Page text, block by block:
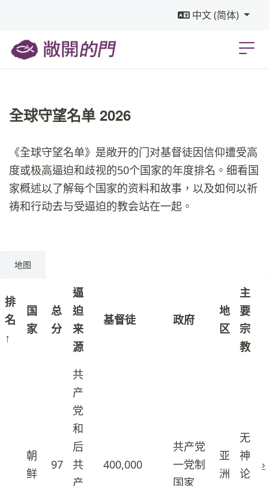
中文 (简体)
全球守望名单 2026
《全球守望名单》是敞开的门对基督徒因信仰遭受高
度或极高逼迫和歧视的50个国家的年度排名。细看国
家概述以了解每个国家的资料和故事，以及如何以祈
祷和行动去与受逼迫的教会站在一起。
地图
排
名
↑
国
家
总
分
逼
迫
来
源
基督徒 政府
地
区
主
要
宗
教
朝
鲜
97
共
产
党
和
后
共
产
400,000
共产党
一党制
国家
亚
洲
无
神
论
›